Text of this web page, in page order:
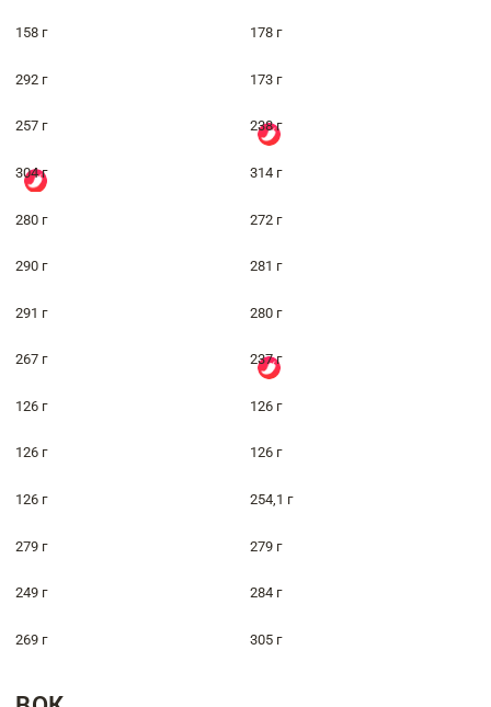
158 г 178 г
292 г 173 г
257 г 238 г
304 г 314 г
280 г 272 г
290 г 281 г
291 г 280 г
267 г 237 г
126 г 126 г
126 г 126 г
126 г 254,1 г
279 г 279 г
249 г 284 г
269 г 305 г